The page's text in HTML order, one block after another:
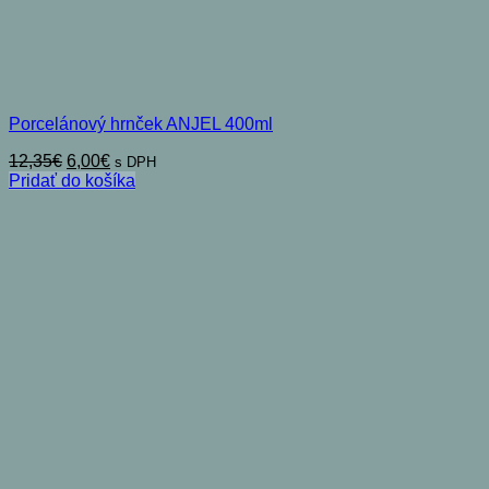
Porcelánový hrnček ANJEL 400ml
12,35€ Pôvodná
cena
6,00€Aktuálna
cena
s DPH
Pridať do košíka